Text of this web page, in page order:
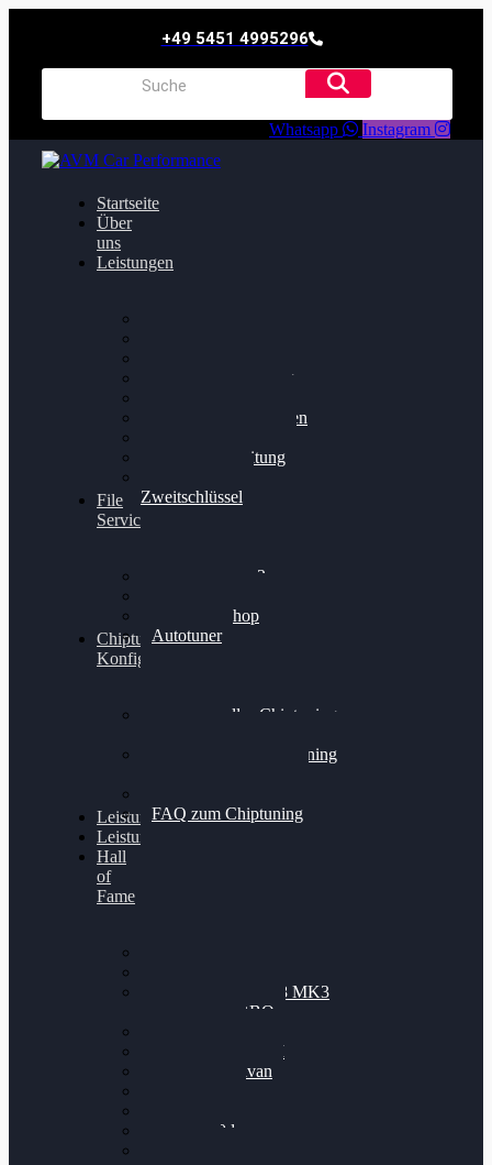
+49 5451 4995296
Whatsapp Instagram
Startseite
Über
uns
Leistungen
Getriebeoptimierung
Bremsscheiben planen
Felgenaufbereitung
Zweitschlüssel
File
Service
Alientech Kess3
Alientech Shop
Autotuner
Chiptuning
Konfigurator
Professionelles Chiptuning
Professionelles Chiptuning
FAQ zum Chiptuning
Leistungsmessung
Leistungsprüfstand
Hall
of
Fame
Nissan GT-R35 3.8 MK3
V6 TWINTURBO
VW Passat 2.0TDI
VW T6 Multivan
BMW 120d